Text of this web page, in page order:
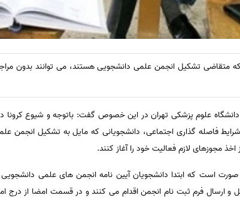
متقاضی تشکیل انجمن علمی دانشجویی هستند، می توانند بدون
علوم پزشکی تهران در این خصوص گفت: باتوجه و شیوع کرونا
فاصله گذاری اجتماعی، دانشجویانی که مایل به تشکیل انجمن
مجوزهای لازم فعالیت خود را آغاز کنند.
است که ابتدا دانشجویان آیین نامه انجمن های علمی
ارسال فرم ثبت نام انجمن اقدام می کنند و در قسمت امضا از درج